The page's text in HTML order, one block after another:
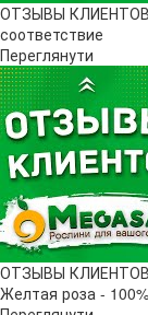
ОТЗЫВЫ
соответствие
Переглянути
ОТЗЫВЫ КЛИЕНТОВ
Желтая роза -